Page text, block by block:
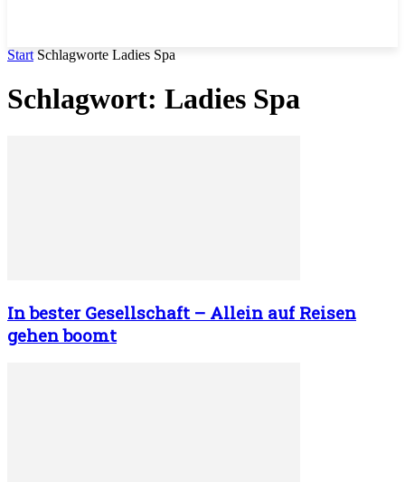
Start Schlagworte Ladies Spa
Schlagwort: Ladies Spa
In bester Gesellschaft – Allein auf Reisen
gehen boomt